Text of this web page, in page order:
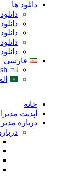
دانلود ها
فارسی
خانه
آپدیت
درباره